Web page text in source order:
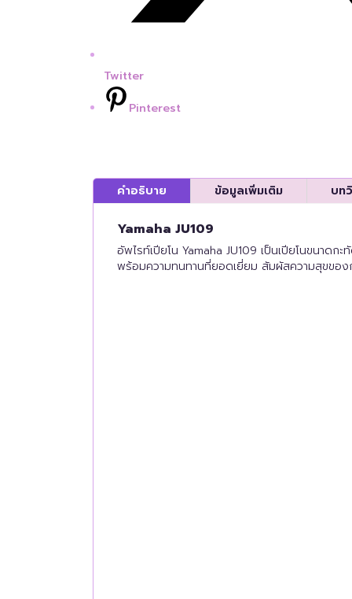
Twitter
Pinterest
คำอธิบาย ข้อมูลเพิ่มเติม บท
Yamaha JU109
อัพไรท์เปียโน Yamaha JU109 เป็นเปียโนขนาด
พร้อมความทนทานที่ยอดเยี่ยม สัมผัสความสุขของ